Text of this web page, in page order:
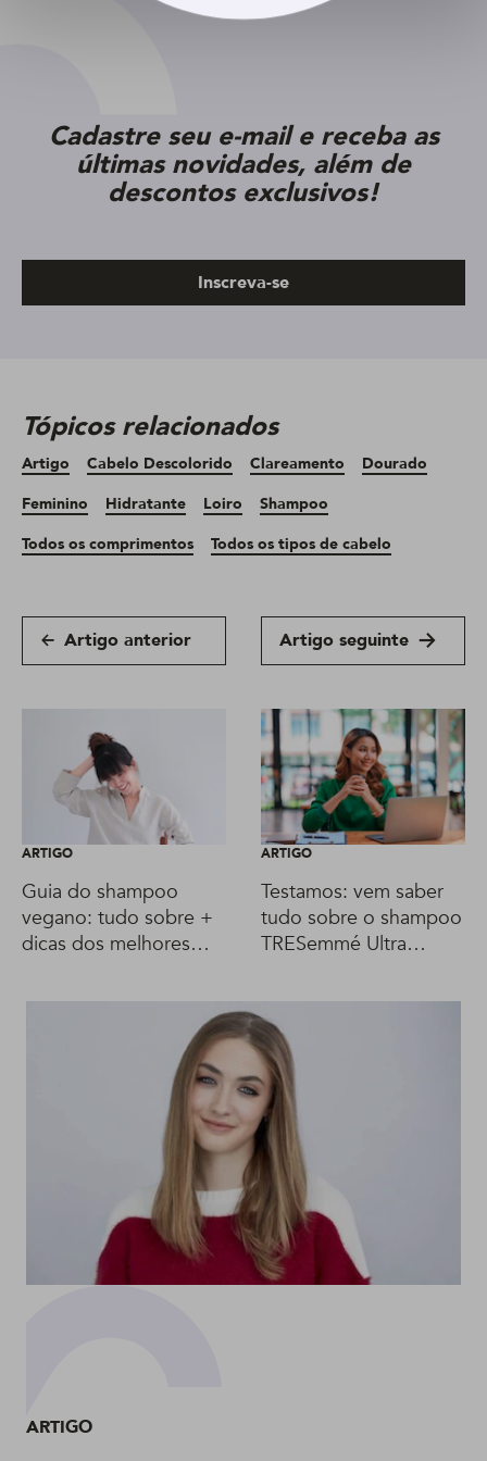
Cadastre seu e-mail e receba as
últimas novidades, além de
descontos exclusivos!
Inscreva-se
Tópicos relacionados
Artigo Cabelo Descolorido Clareamento
Dourado
Feminino
Hidratante Loiro
Shampoo
Todos os comprimentos
Todos os tipos de cabelo
Artigo anterior Artigo seguinte
ARTIGO
Guia do shampoo
vegano: tudo sobre +
dicas dos melhores
ARTIGO
Testamos: vem saber
tudo sobre o shampoo
TRESemmé Ultra
ARTIGO